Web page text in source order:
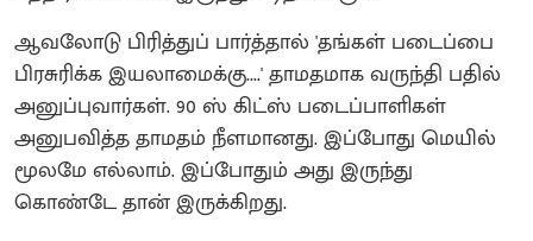
ஆவலோடு பிரித்துப் பார்த்தால் 'தங்கள் படைப்பை
பிரசுரிக்க இயலாமைக்கு....' தாமதமாக வருந்தி பதில்
அனுப்புவார்கள். 90 ஸ் கிட்ஸ் படைப்பாளிகள்
அனுபவித்த தாமதம் நீளமானது. இப்போது மெயில்
மூலமே எல்லாம். இப்போதும் அது இருந்து
கொண்டே தான் இருக்கிறது.